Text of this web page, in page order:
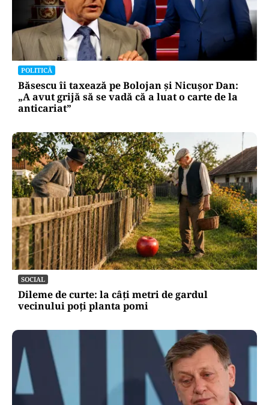
POLITICĂ
Băsescu îi taxează pe Bolojan și Nicușor Dan:
„A avut grijă să se vadă că a luat o carte de la
anticariat”
SOCIAL
Dileme de curte: la câți metri de gardul
vecinului poți planta pomi